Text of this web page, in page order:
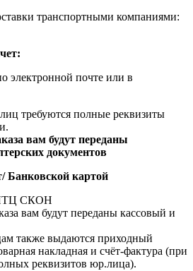
транспортными компаниями:
электронной почте или в
требуются полные реквизиты
вам будут переданы
документов
Банковской картой
СКОН
вам будут переданы кассовый и
также выдаются приходный
накладная и счёт-фактура (при
реквизитов юр.лица).